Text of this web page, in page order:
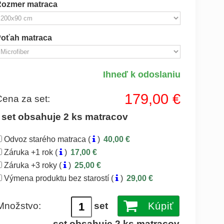
matraca
matraca
Ihneď k odoslaniu
za set:
set obsahuje 2 ks matracov
179,00 €
Odvoz starého matraca ( ) 40,00 €
Záruka +1 rok (
) 17,00 €
Záruka +3 roky (
) 25,00 €
Výmena produktu bez starostí (
) 29,00 €
set Kúpiť